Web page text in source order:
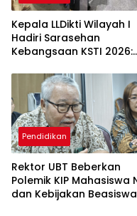
Kepala LLDikti Wilayah I
Hadiri Sarasehan
Kebangsaan KSTI 2026:
untuk Perguruan Tinggi
Indonesia
Pendidikan
Rektor UBT Beberkan
Polemik KIP Mahasiswa
dan Kebijakan Beasiswa